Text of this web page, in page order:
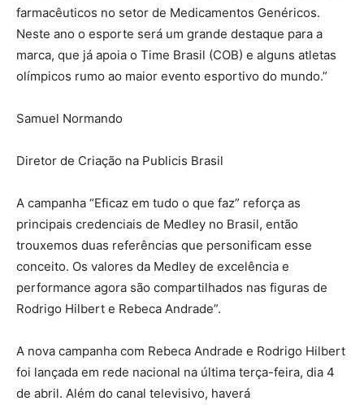
farmacêuticos no setor de Medicamentos Genéricos.
Neste ano o esporte será um grande destaque para a
marca, que já apoia o Time Brasil (COB) e alguns atletas
olímpicos rumo ao maior evento esportivo do mundo.”
Samuel Normando
Diretor de Criação na Publicis Brasil
A campanha “Eficaz em tudo o que faz” reforça as
principais credenciais de Medley no Brasil, então
trouxemos duas referências que personificam esse
conceito. Os valores da Medley de excelência e
performance agora são compartilhados nas figuras de
Rodrigo Hilbert e Rebeca Andrade”.
A nova campanha com Rebeca Andrade e Rodrigo Hilbert
foi lançada em rede nacional na última terça-feira, dia 4
de abril. Além do canal televisivo, haverá